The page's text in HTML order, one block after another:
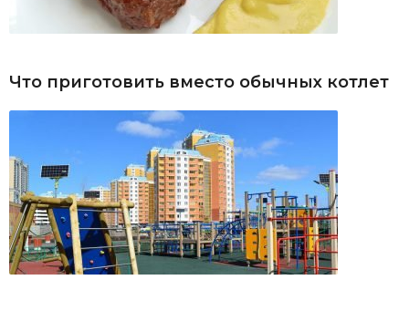
Что приготовить вместо обычных котлет